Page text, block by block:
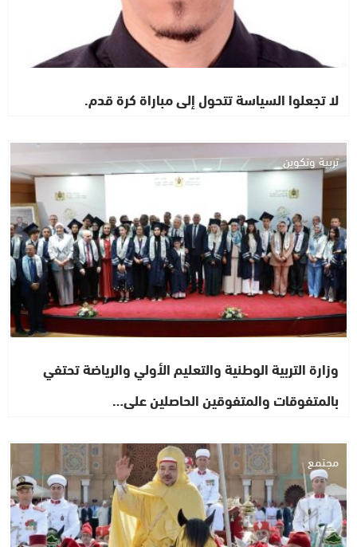
لا تجعلوا السياسة تتحول إلى مباراة كرة قدم.
تربية وتكوين
وزارة التربية الوطنية والتعليم الأولي والرياضة تحتفي
بالمتفوقات والمتفوقين الحاصلين على…
مجتمع